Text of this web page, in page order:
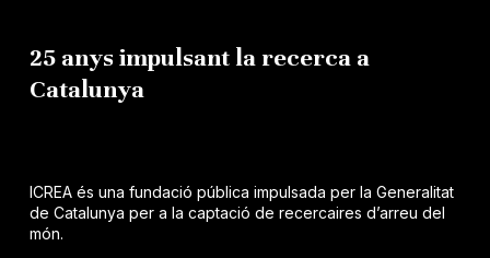
25 anys impulsant la recerca a
Catalunya
ICREA és una fundació pública impulsada per la Generalitat
de Catalunya per a la captació de recercaires d’arreu del
món.